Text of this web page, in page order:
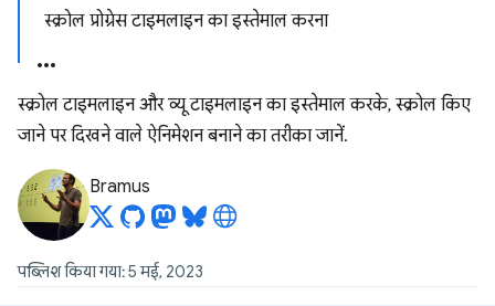
स्क्रोल प्रोग्रेस टाइमलाइन का इस्तेमाल करना
स्क्रोल टाइमलाइन और व्यू टाइमलाइन का इस्तेमाल करके, स्क्रोल किए
जाने पर दिखने वाले ऐनिमेशन बनाने का तरीका जानें.
Bramus
पब्लिश किया गया: 5 मई, 2023